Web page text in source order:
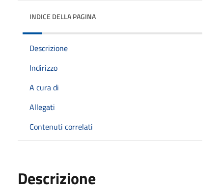
INDICE DELLA PAGINA
Descrizione
Indirizzo
A cura di
Allegati
Contenuti correlati
Descrizione